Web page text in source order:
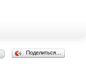
Поделиться…